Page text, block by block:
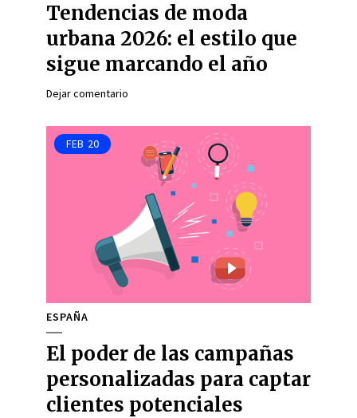
Tendencias de moda
urbana 2026: el estilo que
sigue marcando el año
Dejar comentario
FEB 20
ESPAÑA
El poder de las campañas
personalizadas para captar
clientes potenciales